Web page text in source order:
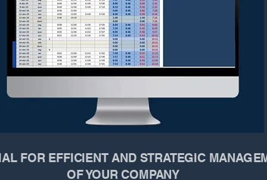
FOR EFFICIENT AND STRATEGIC
OF YOUR COMPANY